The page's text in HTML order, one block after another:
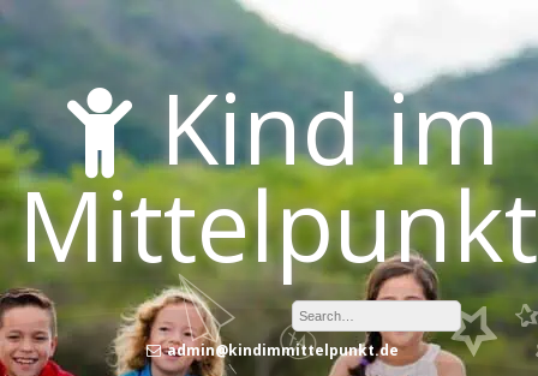
Skip
Kind im
Mittelpunkt
admin@kindimmittelpunkt.de